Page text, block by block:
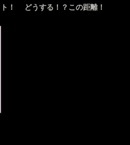
ト！ どうする！？この距離！